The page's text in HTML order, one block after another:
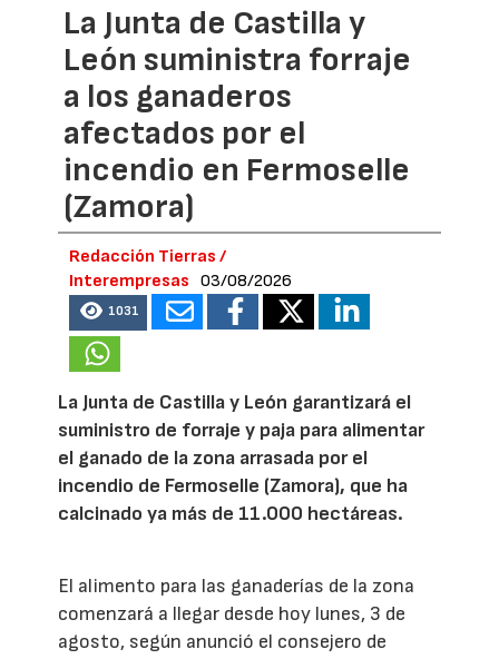
La Junta de Castilla y
León suministra forraje
a los ganaderos
afectados por el
incendio en Fermoselle
(Zamora)
Redacción Tierras /
Interempresas
03/08/2026
1031
La Junta de Castilla y León garantizará el
suministro de forraje y paja para alimentar
el ganado de la zona arrasada por el
incendio de Fermoselle (Zamora), que ha
calcinado ya más de 11.000 hectáreas.
El alimento para las ganaderías de la zona
comenzará a llegar desde hoy lunes, 3 de
agosto, según anunció el consejero de